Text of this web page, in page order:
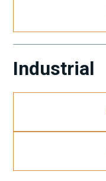
Industrial